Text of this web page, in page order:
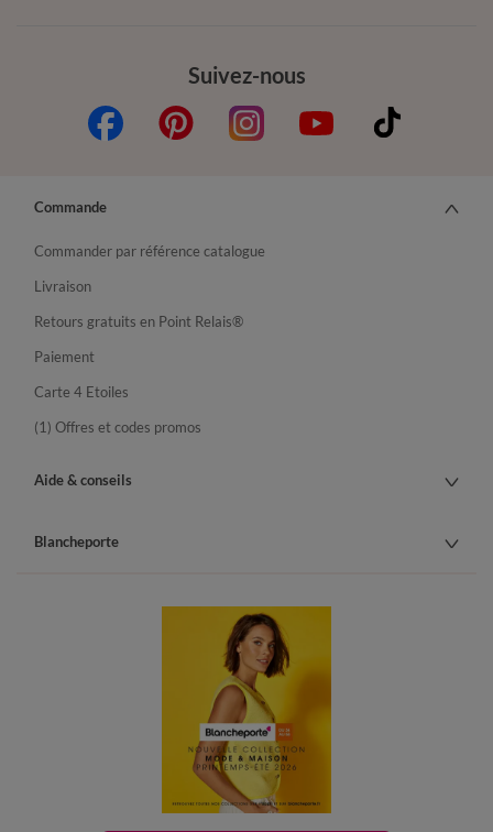
Suivez-nous
Commande
Commander par référence catalogue
Livraison
Retours gratuits en Point Relais®
Paiement
Carte 4 Etoiles
(1) Offres et codes promos
Aide & conseils
Blancheporte